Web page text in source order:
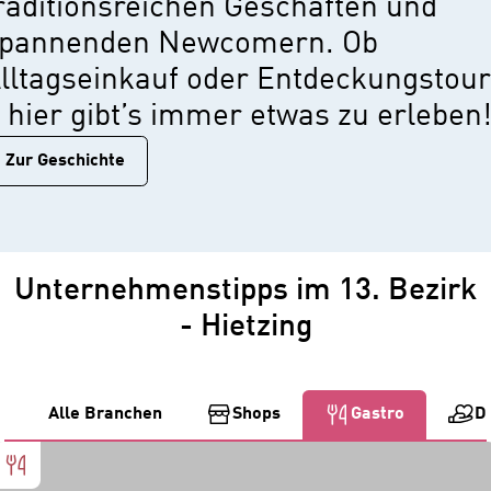
Geschäften und
Newcomern. Ob
oder Entdeckungstour
hier gibt’s immer etwas zu erleben!
Zur Geschichtе
Unternehmenstipps im 13. Bezirk
- Hietzing
Alle Branchen Shops Gastro